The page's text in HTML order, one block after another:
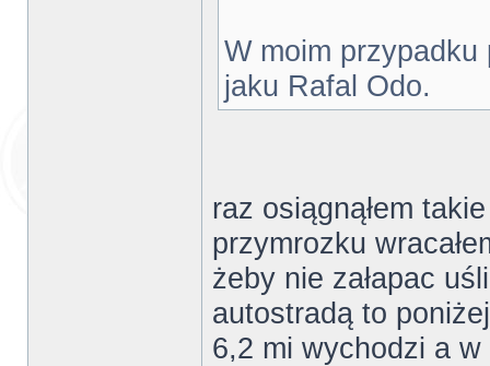
W moim
jaku Rafal Odo.
raz osiągnąłem
przymrozku
żeby nie załapac
autostradą to
6,2 mi wychodzi a